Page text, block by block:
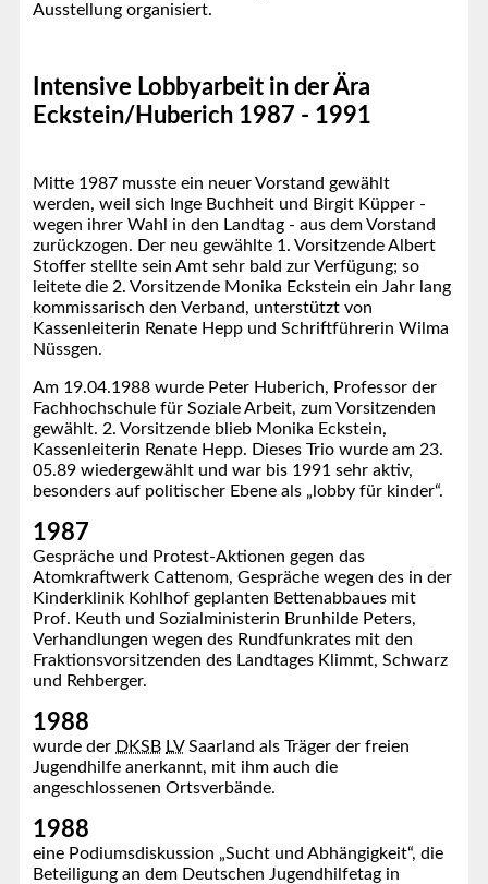
Ausstellung organisiert.
Intensive Lobbyarbeit in der Ära
Eckstein/Huberich 1987 - 1991
Mitte 1987 musste ein neuer Vorstand gewählt
werden, weil sich Inge Buchheit und Birgit Küpper -
wegen ihrer Wahl in den Landtag - aus dem Vorstand
zurückzogen. Der neu gewählte 1. Vorsitzende Albert
Stoffer stellte sein Amt sehr bald zur Verfügung; so
leitete die 2. Vorsitzende Monika Eckstein ein Jahr lang
kommissarisch den Verband, unterstützt von
Kassenleiterin Renate Hepp und Schriftführerin Wilma
Nüssgen.
Am 19.04.1988 wurde Peter Huberich, Professor der
Fachhochschule für Soziale Arbeit, zum Vorsitzenden
gewählt. 2. Vorsitzende blieb Monika Eckstein,
Kassenleiterin Renate Hepp. Dieses Trio wurde am 23.
05.89 wiedergewählt und war bis 1991 sehr aktiv,
besonders auf politischer Ebene als „lobby für kinder“.
1987
Gespräche und Protest-Aktionen gegen das
Atomkraftwerk Cattenom, Gespräche wegen des in der
Kinderklinik Kohlhof geplanten Bettenabbaues mit
Prof. Keuth und Sozialministerin Brunhilde Peters,
Verhandlungen wegen des Rundfunkrates mit den
Fraktionsvorsitzenden des Landtages Klimmt, Schwarz
und Rehberger.
1988
wurde der DKSB LVSaarland als Träger der freien
Jugendhilfe anerkannt, mit ihm auch die
angeschlossenen Ortsverbände.
1988
eine Podiumsdiskussion „Sucht und Abhängigkeit“, die
Beteiligung an dem Deutschen Jugendhilfetag in